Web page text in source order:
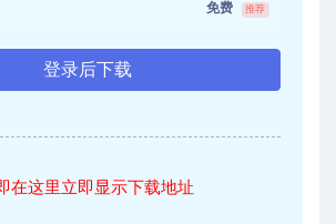
免费 推荐
登录后下载
在这里立即显示下载地址